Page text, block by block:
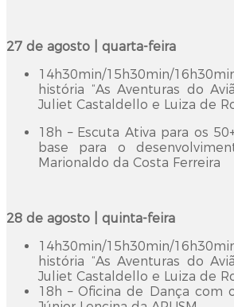
27 de agosto | quarta-feira
14h30min/15h30min/
história “As Aventuras do
Juliet Castaldello e Luiza de
18h – Escuta Ativa para os
base para o
Marionaldo da Costa Ferreira
28 de agosto | quinta-feira
14h30min/15h30min/
história “As Aventuras do
Juliet Castaldello e Luiza de
18h – Oficina de Dança com